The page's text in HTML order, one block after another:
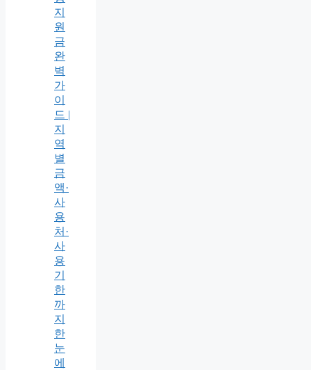
지
원
금
완
벽
가
이
드 |
지
역
별
금
액·
사
용
처·
사
용
기
한
까
지
한
눈
에